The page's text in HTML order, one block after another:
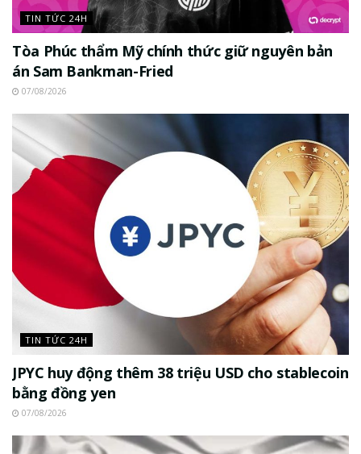
TIN TỨC 24H
Tòa Phúc thẩm Mỹ chính thức giữ nguyên bản
án Sam Bankman-Fried
07/08/2026
TIN TỨC 24H
JPYC huy động thêm 38 triệu USD cho stablecoin
bằng đồng yen
07/08/2026